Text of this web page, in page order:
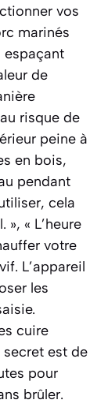
vos
marinés
espaçant
de
risque de
peine à
en bois,
pendant
cela
« L’heure
votre
L’appareil
les
cuire
secret est de
pour
brûler.